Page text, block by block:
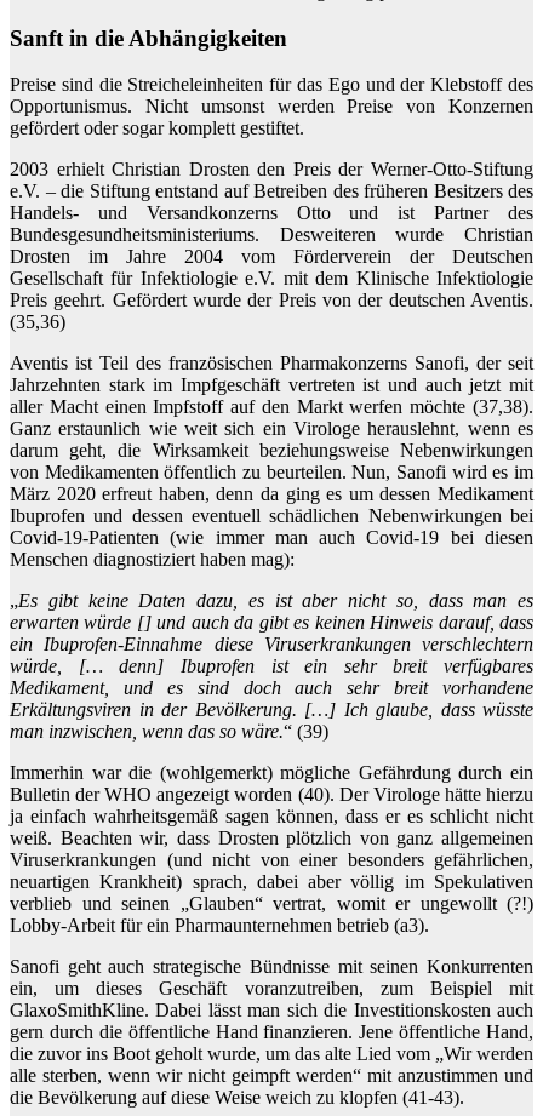
Sanft in die Abhängigkeiten
Preise sind die Streicheleinheiten für das Ego und der Klebstoff des
Opportunismus. Nicht umsonst werden Preise von Konzernen
gefördert oder sogar komplett gestiftet.
2003 erhielt Christian Drosten den Preis der Werner-Otto-Stiftung
e.V. – die Stiftung entstand auf Betreiben des früheren Besitzers des
Handels- und Versandkonzerns Otto und ist Partner des
Bundesgesundheitsministeriums. Desweiteren wurde Christian
Drosten im Jahre 2004 vom Förderverein der Deutschen
Gesellschaft für Infektiologie e.V. mit dem Klinische Infektiologie
Preis geehrt. Gefördert wurde der Preis von der deutschen Aventis.
(35,36)
Aventis ist Teil des französischen Pharmakonzerns Sanofi, der seit
Jahrzehnten stark im Impfgeschäft vertreten ist und auch jetzt mit
aller Macht einen Impfstoff auf den Markt werfen möchte (37,38).
Ganz erstaunlich wie weit sich ein Virologe herauslehnt, wenn es
darum geht, die Wirksamkeit beziehungsweise Nebenwirkungen
von Medikamenten öffentlich zu beurteilen. Nun, Sanofi wird es im
März 2020 erfreut haben, denn da ging es um dessen Medikament
Ibuprofen und dessen eventuell schädlichen Nebenwirkungen bei
Covid-19-Patienten (wie immer man auch Covid-19 bei diesen
Menschen diagnostiziert haben mag):
„Es gibt keine Daten dazu, es ist aber nicht so, dass man es
erwarten würde [] und auch da gibt es keinen Hinweis darauf, dass
ein Ibuprofen-Einnahme diese Viruserkrankungen verschlechtern
würde, [… denn] Ibuprofen ist ein sehr breit verfügbares
Medikament, und es sind doch auch sehr breit vorhandene
Erkältungsviren in der Bevölkerung. […] Ich glaube, dass wüsste
man inzwischen, wenn das so wäre.“ (39)
Immerhin war die (wohlgemerkt) mögliche Gefährdung durch ein
Bulletin der WHO angezeigt worden (40). Der Virologe hätte hierzu
ja einfach wahrheitsgemäß sagen können, dass er es schlicht nicht
weiß. Beachten wir, dass Drosten plötzlich von ganz allgemeinen
Viruserkrankungen (und nicht von einer besonders gefährlichen,
neuartigen Krankheit) sprach, dabei aber völlig im Spekulativen
verblieb und seinen „Glauben“ vertrat, womit er ungewollt (?!)
Lobby-Arbeit für ein Pharmaunternehmen betrieb (a3).
Sanofi geht auch strategische Bündnisse mit seinen Konkurrenten
ein, um dieses Geschäft voranzutreiben, zum Beispiel mit
GlaxoSmithKline. Dabei lässt man sich die Investitionskosten auch
gern durch die öffentliche Hand finanzieren. Jene öffentliche Hand,
die zuvor ins Boot geholt wurde, um das alte Lied vom „Wir werden
alle sterben, wenn wir nicht geimpft werden“ mit anzustimmen und
die Bevölkerung auf diese Weise weich zu klopfen (41-43).